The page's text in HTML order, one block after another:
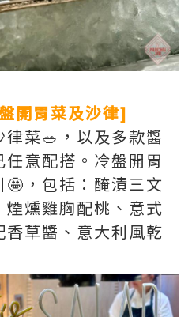
開胃菜及沙律]
菜🥗，以及多款醬
意配搭。冷盤開胃
，包括：醃漬三文
燻雞胸配桃、意式
草醬、意大利風乾